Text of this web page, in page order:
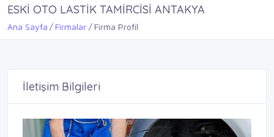
ESKİ OTO LASTİK TAMİRCİSİ ANTAKYA
Ana Sayfa Firmalar Firma Profil
İletişim Bilgileri